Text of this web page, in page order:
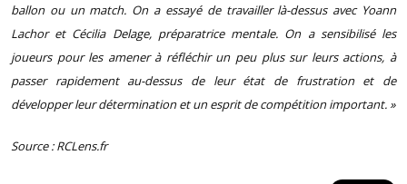
ballon ou un match. On a essayé de travailler là-dessus avec Yoann
Lachor et Cécilia Delage, préparatrice mentale. On a sensibilisé les
joueurs pour les amener à réfléchir un peu plus sur leurs actions, à
passer rapidement au-dessus de leur état de frustration et de
développer leur détermination et un esprit de compétition important. »
Source : RCLens.fr